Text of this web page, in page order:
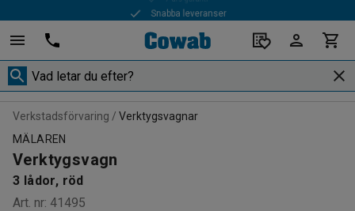
Snabba leveranser
Verkstadsförvaring
Verktygsvagnar
MÄLAREN
Verktygsvagn
3 lådor, röd
Art. nr: 41495